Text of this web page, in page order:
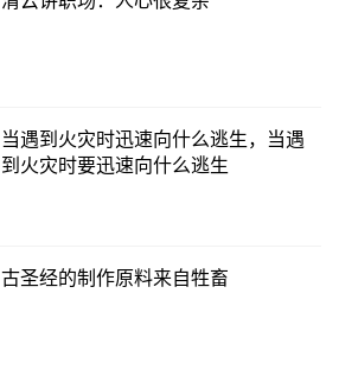
当遇到火灾时迅速向什么逃生，当遇
到火灾时要迅速向什么逃生
古圣经的制作原料来自牲畜